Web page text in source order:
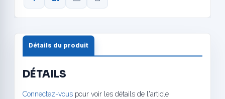
Détails du produit
DÉTAILS
Connectez-vous pour voir les détails de l'article